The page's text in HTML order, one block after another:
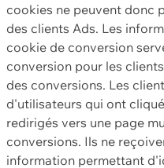
cookies ne peuvent donc
des clients Ads. Les
cookie de conversion
conversion pour les
des conversions. Les
d'utilisateurs qui ont
redirigés vers une page
conversions. Ils ne
information permettant